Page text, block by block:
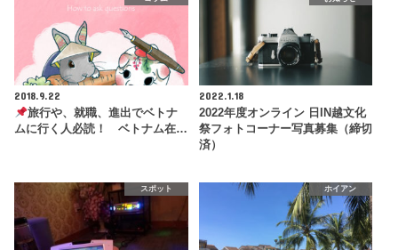
2018.9.22
旅行や、就職、進出でベトナ
ムに行く人必読！ ベトナム在…
2022.1.18
2022年度オンライン 日IN越文化
祭フォトコーナー写真募集（締切
済）
スポット ホイアン